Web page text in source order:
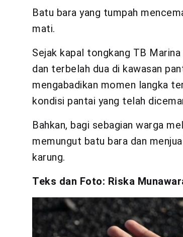
Batu bara yang tumpah
mati.
Sejak kapal tongkang TB
dan terbelah dua di kawasan
mengabadikan momen langka
kondisi pantai yang telah
Bahkan, bagi sebagian warga
memungut batu bara dan
karung.
Teks dan Foto: Riska